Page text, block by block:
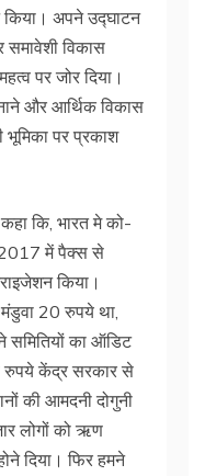
किया। अपने उद्घाटन
समावेशी विकास
पर जोर दिया।
और आर्थिक विकास
भूमिका पर प्रकाश
कि, भारत मे को-
में पैक्स से
किया।
20 रुपये था,
समितियों का ऑडिट
रुपये केंद्र सरकार से
की आमदनी दोगुनी
लोगों को ऋण
दिया। फिर हमने